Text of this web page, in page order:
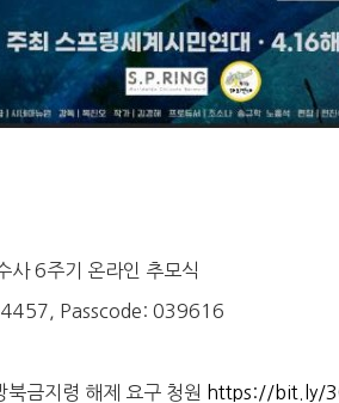
사 6주기 온라인 추모식
Passcode: 039616
북금지령 해제 요구 청원 https://bit.ly/